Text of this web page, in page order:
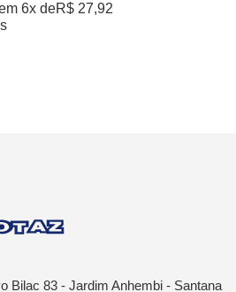
6x deR$ 27,92
Bilac 83 - Jardim Anhembi - Santana